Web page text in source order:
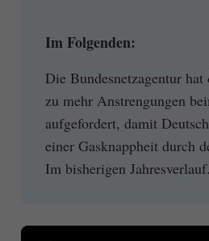
Im Folgenden:
Die Bundesnetzagentur hat
zu mehr Anstrengungen
aufgefordert, damit
einer Gasknappheit durch
Im bisherigen